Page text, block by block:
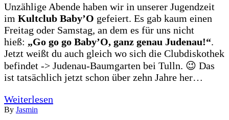
Unzählige Abende haben wir in unserer Jugendzeit
im Kultclub Baby’O gefeiert. Es gab kaum einen
Freitag oder Samstag, an dem es für uns nicht
hieß: „Go go go Baby’O, ganz genau Judenau!“.
Jetzt weißt du auch gleich wo sich die Clubdiskothek
befindet -> Judenau-Baumgarten bei Tulln. 😉 Das
ist tatsächlich jetzt schon über zehn Jahre her…
Weiterlesen
By Jasmin